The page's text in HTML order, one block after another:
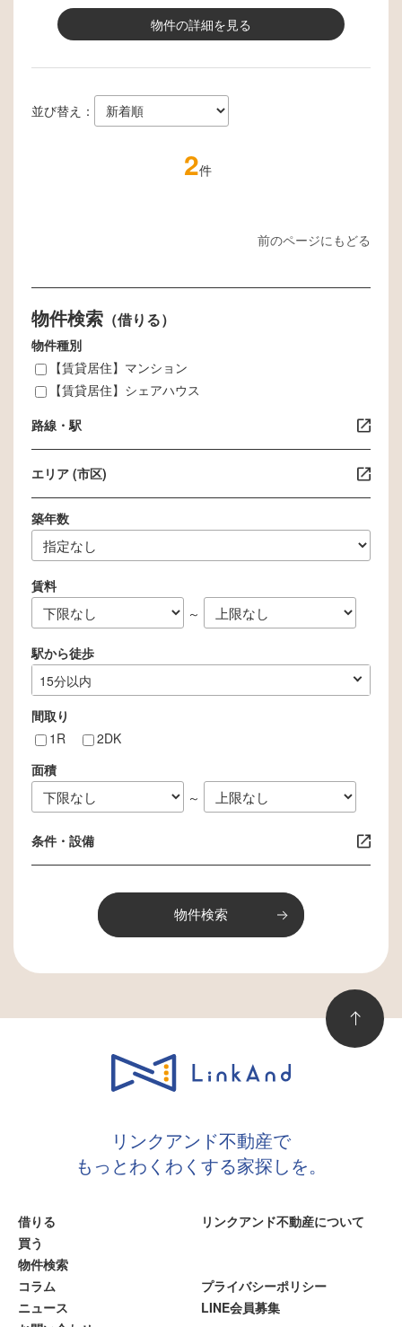
物件の詳細を見る
並び替え：
2件
前のページにもどる
物件検索 （借りる）
物件種別
【賃貸居住】マンション
【賃貸居住】シェアハウス
路線・駅
エリア (市区)
築年数
賃料
～
駅から徒歩
指定なし
1分以内
3分以内
5分以内
10分以内
15分以内
間取り
1R
2DK
面積
～
条件・設備
リンクアンド不動産で
もっとわくわくする家探しを。
借りる
買う
物件検索
リンクアンド不動産について
コラム
ニュース
プライバシーポリシー
LINE会員募集